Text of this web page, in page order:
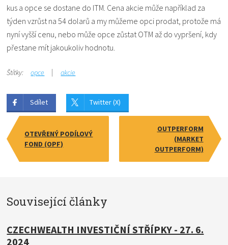
kus a opce se dostane do ITM. Cena akcie může například za
týden vzrůst na 54 dolarů a my můžeme opci prodat, protože má
nyní vyšší cenu, nebo může opce zůstat OTM až do vypršení, kdy
přestane mít jakoukoliv hodnotu.
Štítky: opce akcie
Sdílet Twitter (X)
OTEVŘENÝ PODÍLOVÝ
FOND (OPF)
OUTPERFORM
(MARKET
OUTPERFORM)
Související články
CZECHWEALTH INVESTIČNÍ STŘÍPKY - 27. 6.
2024